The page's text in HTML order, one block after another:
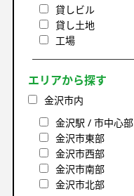
貸しビル
貸し土地
工場
エリアから探す
金沢市内
金沢駅 / 市中心部
金沢市東部
金沢市西部
金沢市南部
金沢市北部